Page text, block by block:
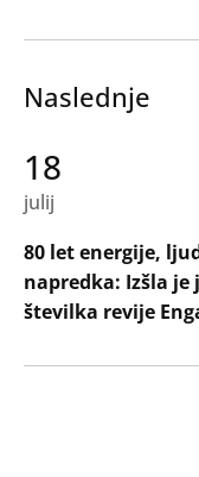
Naslednje
18
julij
80 let energije,
napredka: Izšla je
številka revije